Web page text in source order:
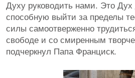
Духу руководить нами. Это
способную выйти за пределы
силы самоотверженно
свободе и со смиренным
подчеркнул Папа Франциск.